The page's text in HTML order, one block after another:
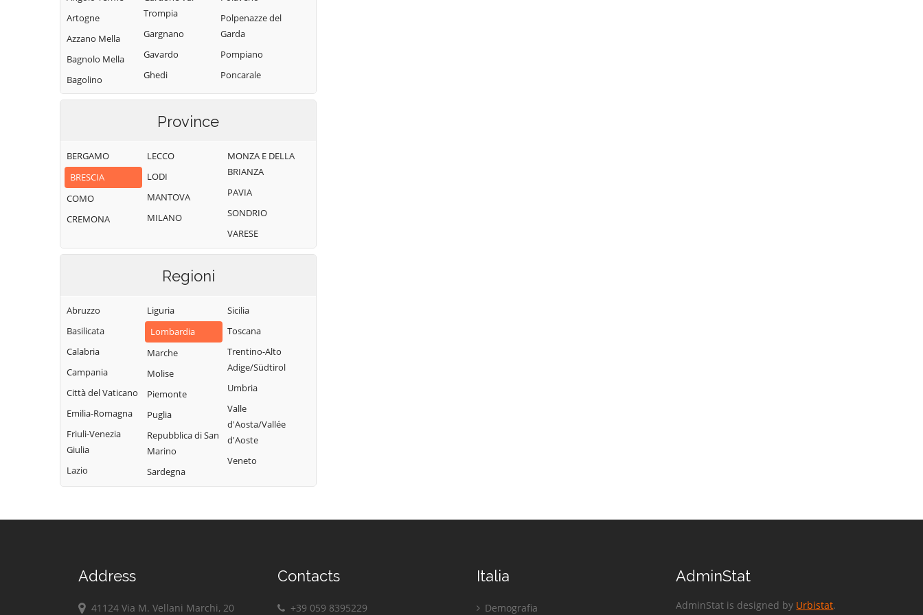
Artogne
Azzano Mella
Bagnolo Mella
Bagolino
Barbariga
Bresciano
Bedizzole
Berlingo
Berzo Demo
Giacomo
Borgosatollo
Borno
Botticino
Bovegno
Bovezzo
Brandico
Brione
Calvagese della
Riviera
Trompia
Gargnano
Gavardo
Ghedi
Gianico
Gottolengo
Idro
Incudine
Irma
Iseo
Leno
Lodrino
Lograto
Lumezzane
Maclodio
Magasa
Manerbio
Polpenazze del
Garda
Pompiano
Poncarale
Ponte di Legno
Pozzolengo
Pralboino
Preseglie
Prevalle
Provaglio d'Iseo
Garda
Quinzano d'Oglio
Remedello
Rezzato
Roccafranca
Rodengo Saiano
Roè Volciano
Roncadelle
Sabbio Chiese
Province
BERGAMO
BRESCIA
COMO
CREMONA
LECCO
LODI
MANTOVA
MILANO
MONZA E DELLA
BRIANZA
PAVIA
SONDRIO
VARESE
Regioni
Abruzzo
Basilicata
Calabria
Campania
Città del Vaticano
Emilia-Romagna
Friuli-Venezia
Giulia
Lazio
Liguria
Lombardia
Marche
Molise
Piemonte
Puglia
Repubblica di San
Marino
Sardegna
Sicilia
Toscana
Trentino-Alto
Adige/Südtirol
Umbria
Valle
d'Aosta/Vallée
d'Aoste
Veneto
Address
41124 Via M. Vellani Marchi, 20
Contacts
+39 059 8395229
Italia
Demografia
AdminStat
AdminStat is designed by Urbistat.